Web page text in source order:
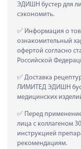
ЭДИШН бустер для
сэкономить.
Информация о
ознакомительный
офертой согласно
Российской
Доставка
ЛИМИТЕД ЭДИШН
медицинских
Перед
лица с коллагеном
инструкцией
рекомендациям.